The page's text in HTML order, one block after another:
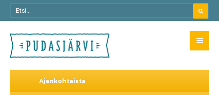
Ajankohtaista